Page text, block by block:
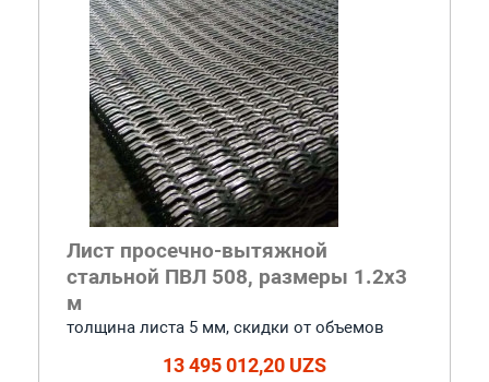
Лист просечно-вытяжной
стальной ПВЛ 508, размеры 1.2x3
м
толщина листа 5 мм, cкидки от объемов
13 495 012,20 UZS